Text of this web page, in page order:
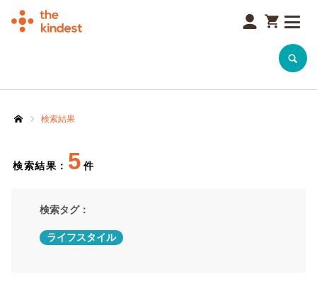
検索結果
検索結果： 5 件
検索タグ：
ライフスタイル